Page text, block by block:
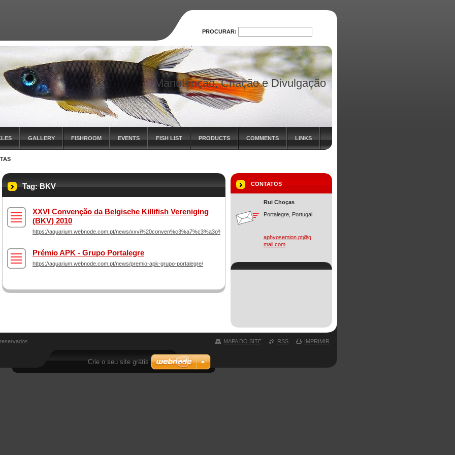
Manutenção, Criação e Divulgação
GALLERY FISHROOM EVENTS FISH LIST PRODUCTS COMMENTS LINKS
Tag: BKV
XXVI Convenção da Belgische Killifish Vereniging
(BKV) 2010
https://aquarium.webnode.com.pt/news/xxvi%20conven%c3%a7%c3%a3o%20da%20belgische%20killifish%20vereniging%20%28bkv%29%202010/
Prémio APK - Grupo Portalegre
https://aquarium.webnode.com.pt/news/premio-apk-grupo-portalegre/
CONTATOS
Rui Choças
Portalegre, Portugal
aphyosemion.pt@g
mail.com
PROCURAR:
PROCURAR
MAPA DO SITE RSS IMPRIMIR
Crie o seu site grátis